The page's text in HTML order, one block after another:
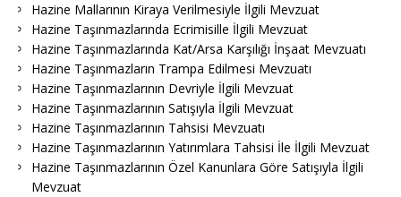
Hazine Mallarının Kiraya Verilmesiyle İlgili Mevzuat
Hazine Taşınmazlarında Ecrimisille İlgili Mevzuat
Hazine Taşınmazlarında Kat/Arsa Karşılığı İnşaat Mevzuatı
Hazine Taşınmazların Trampa Edilmesi Mevzuatı
Hazine Taşınmazlarının Devriyle İlgili Mevzuat
Hazine Taşınmazlarının Satışıyla İlgili Mevzuat
Hazine Taşınmazlarının Tahsisi Mevzuatı
Hazine Taşınmazlarının Yatırımlara Tahsisi İle İlgili Mevzuat
Hazine Taşınmazlarının Özel Kanunlara Göre Satışıyla İlgili
Mevzuat